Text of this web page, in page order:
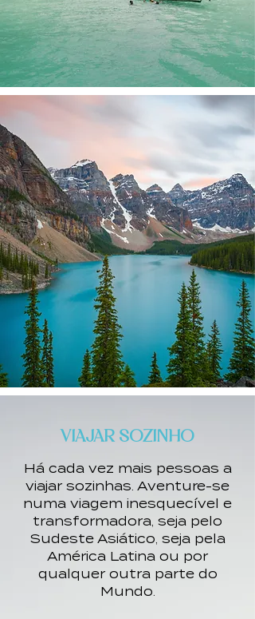
VIAJAR SOZINHO
Há cada vez mais pessoas a
viajar sozinhas. Aventure-se
numa viagem inesquecível e
transformadora, seja pelo
Sudeste Asiático, seja pela
América Latina ou por
qualquer outra parte do
Mundo.